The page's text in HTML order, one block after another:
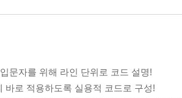
문자를 위해 라인 단위로 코드 설명!
바로 적용하도록 실용적 코드로 구성!